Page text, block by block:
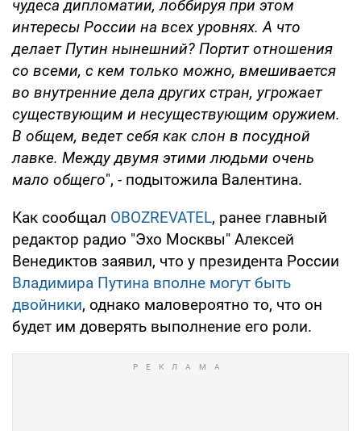
чудеса дипломатии, лоббируя при этом
интересы России на всех уровнях. А что
делает Путин нынешний? Портит отношения
со всеми, с кем только можно, вмешивается
во внутренние дела других стран, угрожает
существующим и несуществующим оружием.
В общем, ведет себя как слон в посудной
лавке. Между двумя этими людьми очень
мало общего", - подытожила Валентина.
Как сообщал OBOZREVATEL, ранее главный
редактор радио "Эхо Москвы" Алексей
Венедиктов заявил, что у президента России
Владимира Путина вполне могут быть
двойники, однако маловероятно то, что он
будет им доверять выполнение его роли.